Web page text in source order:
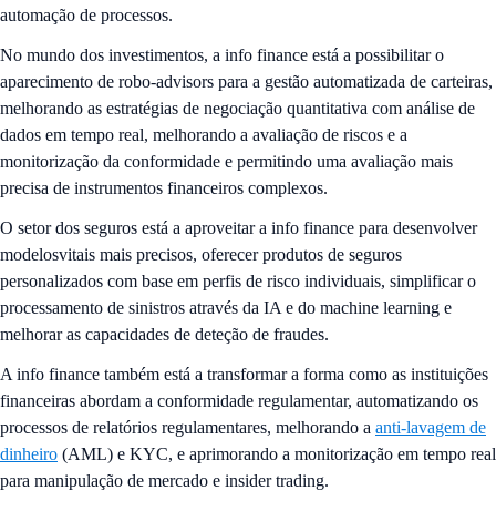
automação de processos.
No mundo dos investimentos, a info finance está a possibilitar o
aparecimento de robo-advisors para a gestão automatizada de carteiras,
melhorando as estratégias de negociação quantitativa com análise de
dados em tempo real, melhorando a avaliação de riscos e a
monitorização da conformidade e permitindo uma avaliação mais
precisa de instrumentos financeiros complexos.
O setor dos seguros está a aproveitar a info finance para desenvolver
modelosvitais mais precisos, oferecer produtos de seguros
personalizados com base em perfis de risco individuais, simplificar o
processamento de sinistros através da IA e do machine learning e
melhorar as capacidades de deteção de fraudes.
A info finance também está a transformar a forma como as instituições
financeiras abordam a conformidade regulamentar, automatizando os
processos de relatórios regulamentares, melhorando a anti-lavagem de
dinheiro (AML) e KYC, e aprimorando a monitorização em tempo real
para manipulação de mercado e insider trading.